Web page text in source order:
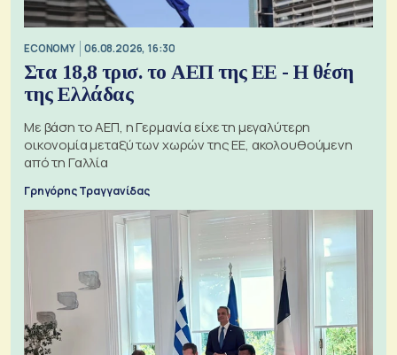
ECONOMY 06.08.2026, 16:30
Στα 18,8 τρισ. το ΑΕΠ της ΕΕ - Η θέση
της Ελλάδας
Με βάση το ΑΕΠ, η Γερμανία είχε τη μεγαλύτερη
οικονομία μεταξύ των χωρών της ΕΕ, ακολουθούμενη
από τη Γαλλία
Γρηγόρης Τραγγανίδας